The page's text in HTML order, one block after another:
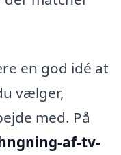
en god idé at
vælger,
med. På
af-tv-